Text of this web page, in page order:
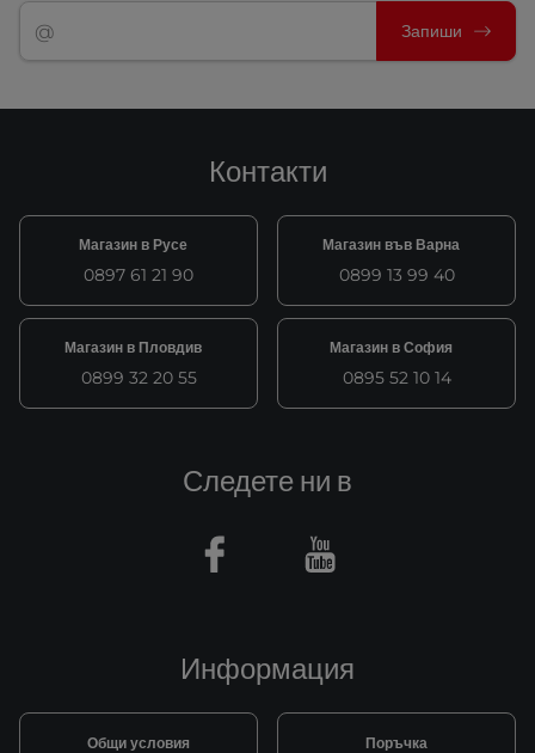
Запиши
Контакти
Магазин в Русе
0897 61 21 90
Магазин във Варна
0899 13 99 40
Магазин в Пловдив
0899 32 20 55
Магазин в София
0895 52 10 14
Информация
Общи условия Поръчка
Следете ни в
Facebook Youtube